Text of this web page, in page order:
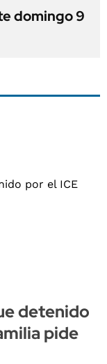
domingo 9
detenido
pide